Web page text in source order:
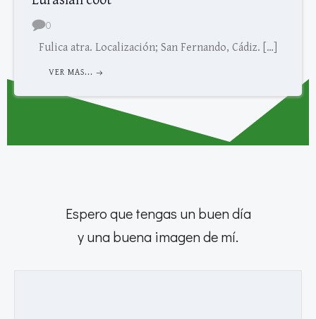
0
Fulica atra. Localización; San Fernando, Cádiz. […]
VER MAS...
Espero que tengas un buen día
y una buena imagen de mí.